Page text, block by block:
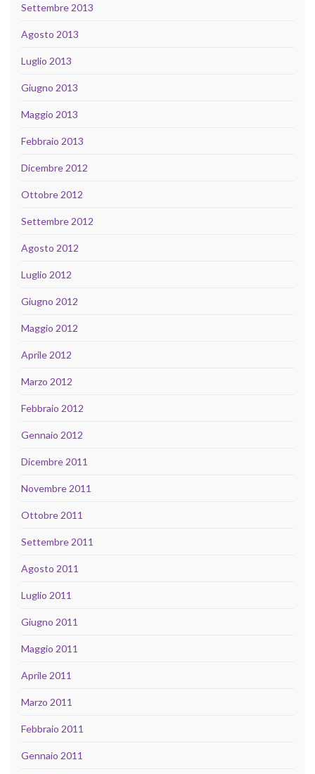
Settembre 2013
Agosto 2013
Luglio 2013
Giugno 2013
Maggio 2013
Febbraio 2013
Dicembre 2012
Ottobre 2012
Settembre 2012
Agosto 2012
Luglio 2012
Giugno 2012
Maggio 2012
Aprile 2012
Marzo 2012
Febbraio 2012
Gennaio 2012
Dicembre 2011
Novembre 2011
Ottobre 2011
Settembre 2011
Agosto 2011
Luglio 2011
Giugno 2011
Maggio 2011
Aprile 2011
Marzo 2011
Febbraio 2011
Gennaio 2011